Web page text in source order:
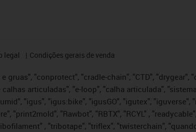
legal Condições gerais de venda
"conprotect", "cradle-chain", "CTD", "drygear",
articuladas", "e-loop", "calha articulada",
"igus", "igus:bike", "igusGO", "igutex", "iguverse",
"Rawbot", "RBTX", "RCYL" ,
, "tribotape", "triflex", "twisterchain",